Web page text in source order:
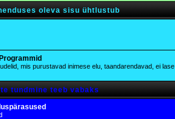
oleva sisu ühtlustub
mis purustavad inimese elu, taandarendavad, ei
tundmine teeb vabaks